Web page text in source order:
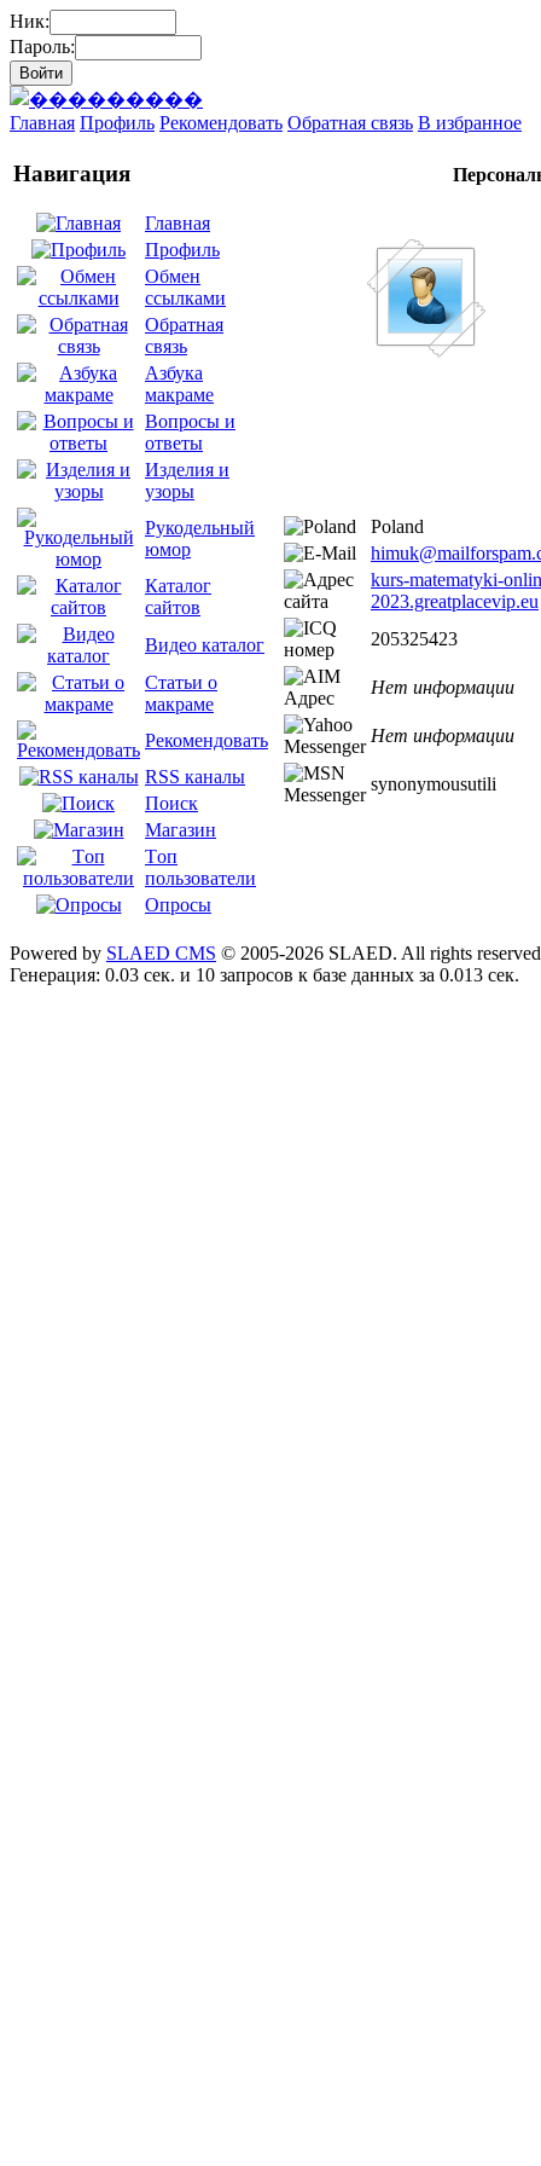
Ник:
Пароль:
Главная Профиль Рекомендовать Обратная связь В избранное
Навигация
Главная
Профиль
Обмен
ссылками
Обратная
связь
Азбука
макраме
Вопросы и
ответы
Изделия и
узоры
Рукодельный
юмор
Каталог
сайтов
Видео каталог
Статьи о
макраме
Рекомендовать
RSS каналы
Поиск
Магазин
Tоп
пользователи
Опросы
Poland
kurs-matematyki-
2023.greatplacevip.eu
205325423
Нет информации
Нет информации
synonymousutili
Powered by SLAED CMS © 2005-2026 SLAED. All rights
Генерация: 0.03 сек. и 10 запросов к базе данных за 0.013 сек.